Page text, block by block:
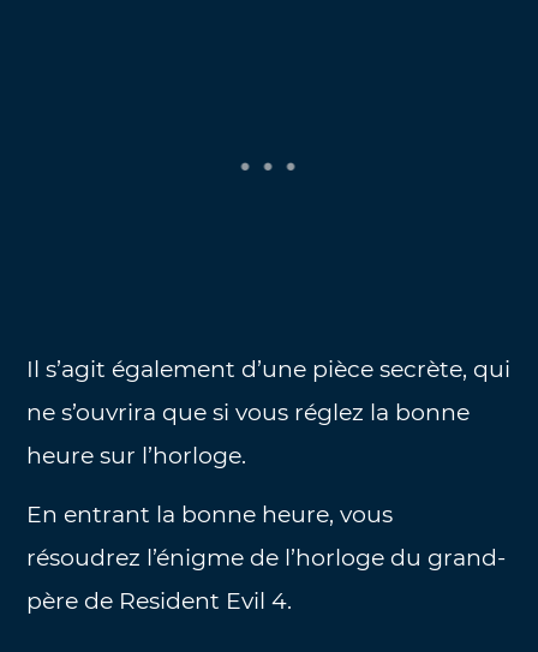
Il s’agit également d’une pièce secrète, qui
ne s’ouvrira que si vous réglez la bonne
heure sur l’horloge.
En entrant la bonne heure, vous
résoudrez l’énigme de l’horloge du grand-
père de Resident Evil 4.